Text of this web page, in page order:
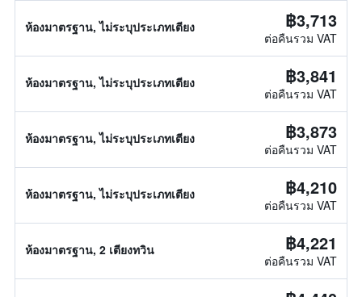
ห้องมาตรฐาน, ไม่ระบุประเภทเตียง ฿3,713
ต่อคืนรวม VAT
ห้องมาตรฐาน, ไม่ระบุประเภทเตียง ฿3,841
ต่อคืนรวม VAT
ห้องมาตรฐาน, ไม่ระบุประเภทเตียง ฿3,873
ต่อคืนรวม VAT
ห้องมาตรฐาน, ไม่ระบุประเภทเตียง ฿4,210
ต่อคืนรวม VAT
ห้องมาตรฐาน, 2 เตียงทวิน ฿4,221
ต่อคืนรวม VAT